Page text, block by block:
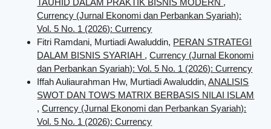
TAUHID DALAM PRAKTIK BISNIS MODERN ,
Currency (Jurnal Ekonomi dan Perbankan Syariah):
Vol. 5 No. 1 (2026): Currency
Fitri Ramdani, Murtiadi Awaluddin, PERAN STRATEGI
DALAM BISNIS SYARIAH ,Currency (Jurnal Ekonomi
dan Perbankan Syariah): Vol. 5 No. 1 (2026): Currency
Iffah Auliaurahman Hw, Murtiadi Awaluddin,ANALISIS
SWOT DAN TOWS MATRIX BERBASIS NILAI ISLAM
,Currency (Jurnal Ekonomi dan Perbankan Syariah):
Vol. 5 No. 1 (2026): Currency